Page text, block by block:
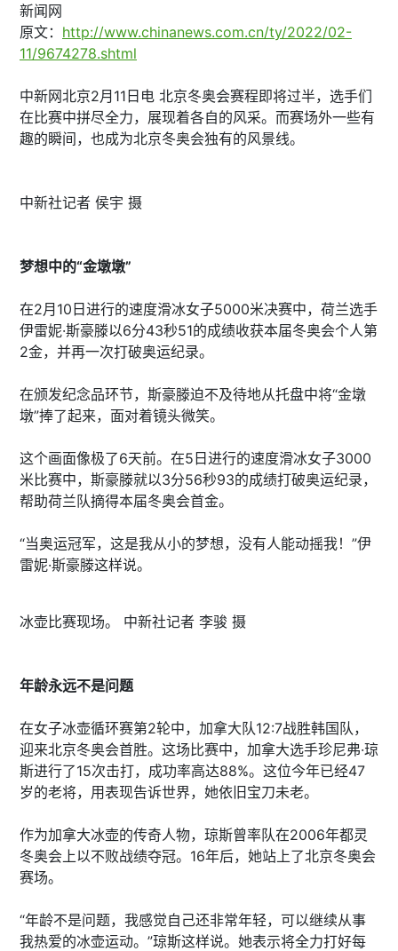
新闻网
原文： http://www.chinanews.com.cn/ty/2022/02-
11/9674278.shtml
中新网北京2月11日电 北京冬奥会赛程即将过半，选手们
在比赛中拼尽全力，展现着各自的风采。而赛场外一些有
趣的瞬间，也成为北京冬奥会独有的风景线。
中新社记者 侯宇 摄
梦想中的“金墩墩”
在2月10日进行的速度滑冰女子5000米决赛中，荷兰选手
伊雷妮·斯豪滕以6分43秒51的成绩收获本届冬奥会个人第
2金，并再一次打破奥运纪录。
在颁发纪念品环节，斯豪滕迫不及待地从托盘中将“金墩
墩”捧了起来，面对着镜头微笑。
这个画面像极了6天前。在5日进行的速度滑冰女子3000
米比赛中，斯豪滕就以3分56秒93的成绩打破奥运纪录，
帮助荷兰队摘得本届冬奥会首金。
“当奥运冠军，这是我从小的梦想，没有人能动摇我！”伊
雷妮·斯豪滕这样说。
冰壶比赛现场。 中新社记者 李骏 摄
年龄永远不是问题
在女子冰壶循环赛第2轮中，加拿大队12:7战胜韩国队，
迎来北京冬奥会首胜。这场比赛中，加拿大选手珍尼弗·琼
斯进行了15次击打，成功率高达88%。这位今年已经47
岁的老将，用表现告诉世界，她依旧宝刀未老。
作为加拿大冰壶的传奇人物，琼斯曾率队在2006年都灵
冬奥会上以不败战绩夺冠。16年后，她站上了北京冬奥会
赛场。
“年龄不是问题，我感觉自己还非常年轻，可以继续从事
我热爱的冰壶运动。”琼斯这样说。她表示将全力打好每